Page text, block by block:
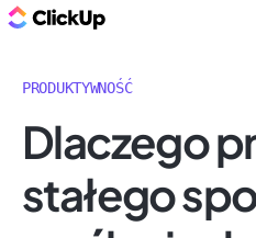
PRODUKTYWNOŚĆ
Dlaczego
stałego